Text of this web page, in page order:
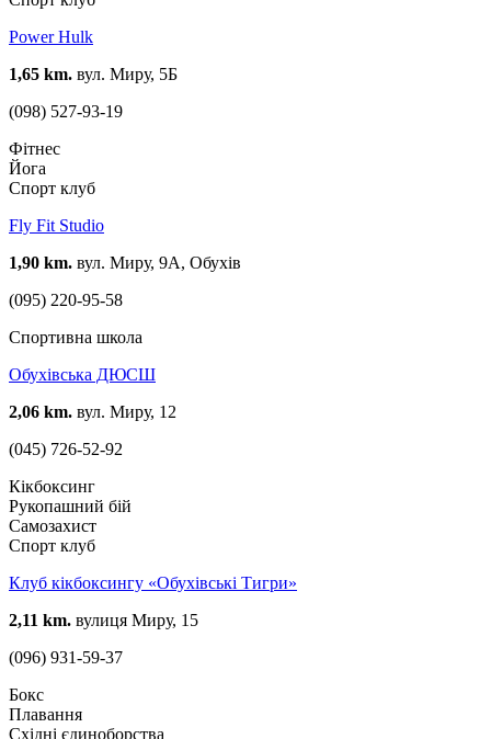
Power Hulk
1,65 km. вул. Миру, 5Б
(098) 527-93-19
Фітнес
Йога
Спорт клуб
Fly Fit Studio
1,90 km. вул. Миру, 9А, Обухів
(095) 220-95-58
Спортивна школа
Обухівська ДЮСШ
2,06 km. вул. Миру, 12
(045) 726-52-92
Кікбоксинг
Рукопашний бій
Самозахист
Спорт клуб
Клуб кікбоксингу «Обухівські Тигри»
2,11 km. вулиця Миру, 15
(096) 931-59-37
Бокс
Плавання
Східні єдиноборства